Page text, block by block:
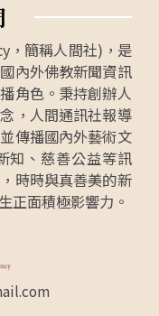
，簡稱人間社)，是
內外佛教新聞資訊
角色。秉持創辦人
，人間通訊社報導
傳播國內外藝術文
知、慈善公益等訊
時時與真善美的新
正面積極影響力。